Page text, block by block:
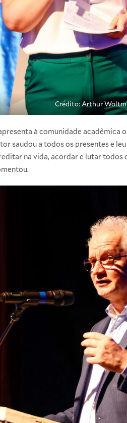
Crédito: Arthur
à comunidade acadêmica
saudou a todos os presentes e
na vida, acordar e lutar